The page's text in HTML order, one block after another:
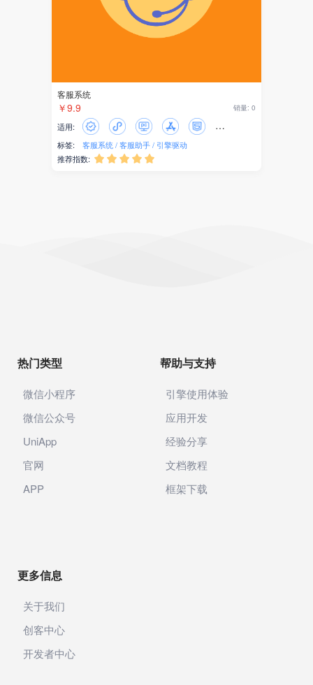
客服系统
￥9.9 销量: 0
适用:
标签:
客服系统 客服助手
引擎驱动
推荐指数:     
热门类型
微信小程序
微信公众号
UniApp
官网
APP
帮助与支持
引擎使用体验
应用开发
经验分享
文档教程
框架下载
更多信息
关于我们
创客中心
开发者中心